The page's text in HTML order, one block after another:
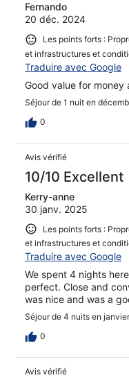
Fernando
20 déc. 2024
Les points forts :
et infrastructures et
Traduire avec Google
Good value for
Séjour de 1 nuit en
0
Avis vérifié
10/10 Excellent
Kerry-anne
30 janv. 2025
Les points forts :
et infrastructures et
Traduire avec Google
We spent 4 nights
perfect. Close and
was nice and was a
Séjour de 4 nuits en
0
Avis vérifié